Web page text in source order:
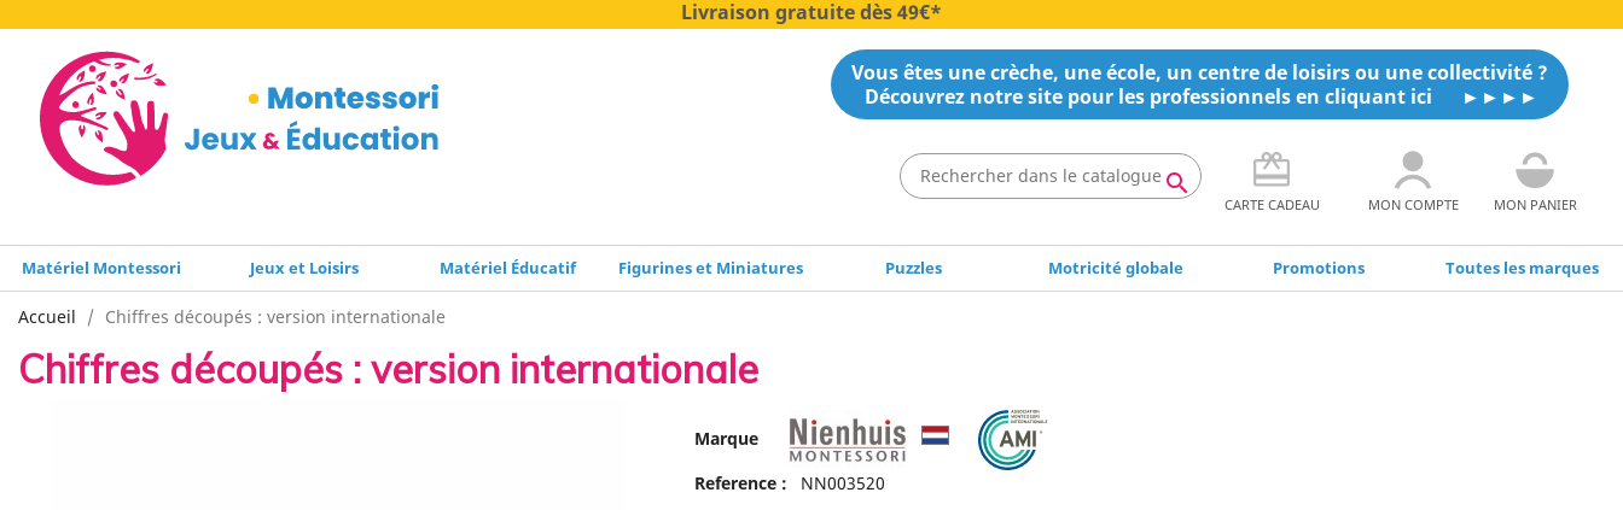
Livraison gratuite dès 49€*
Vous êtes une crèche, une école, un centre de loisirs ou une collectivité ?
Découvrez notre site pour les professionnels en cliquant ici

CARTE CADEAU MON COMPTE MON PANIER
Matériel Montessori Jeux et Loisirs Matériel Éducatif Figurines et Miniatures Puzzles Motricité globale Promotions Toutes les marques
Accueil Chiffres découpés : version internationale
Chiffres découpés : version internationale
Marque
Reference :
NN003520